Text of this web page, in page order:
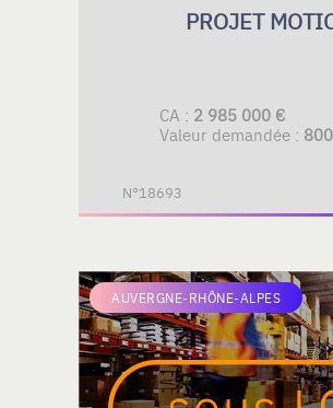
PROJET
CA : 2 985 000 €
Valeur demandée :
N°18693
AUVERGNE-RHÔNE-ALPES